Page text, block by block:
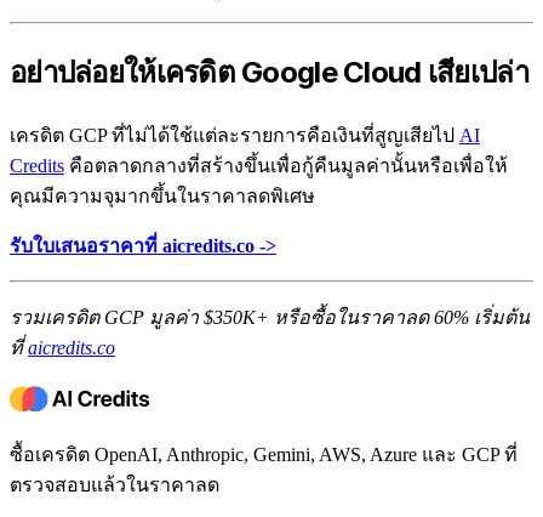
อย่าปล่อยให้เครดิต Google Cloud เสียเปล่า
เครดิต GCP ที่ไม่ได้ใช้แต่ละรายการคือเงินที่สูญเสียไป AI
Credits คือตลาดกลางที่สร้างขึ้นเพื่อกู้คืนมูลค่านั้นหรือเพื่อให้
คุณมีความจุมากขึ้นในราคาลดพิเศษ
รับใบเสนอราคาที่ aicredits.co ->
รวมเครดิต GCP มูลค่า $350K+ หรือซื้อในราคาลด 60% เริ่มต้น
ที่aicredits.co
ซื้อเครดิต OpenAI, Anthropic, Gemini, AWS, Azure และ GCP ที่
ตรวจสอบแล้วในราคาลด